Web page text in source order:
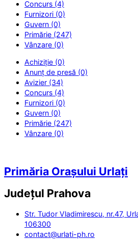
Concurs (4)
Furnizori (0)
Guvern (0)
Primărie (247)
Vânzare (0)
Achiziție (0)
Anunț de presă (0)
Avizier (34)
Concurs (4)
Furnizori (0)
Guvern (0)
Primărie (247)
Vânzare (0)
Primăria Orașului Urlați
Județul Prahova
Str. Tudor Vladimirescu, nr.47,
106300
contact@urlati-ph.ro